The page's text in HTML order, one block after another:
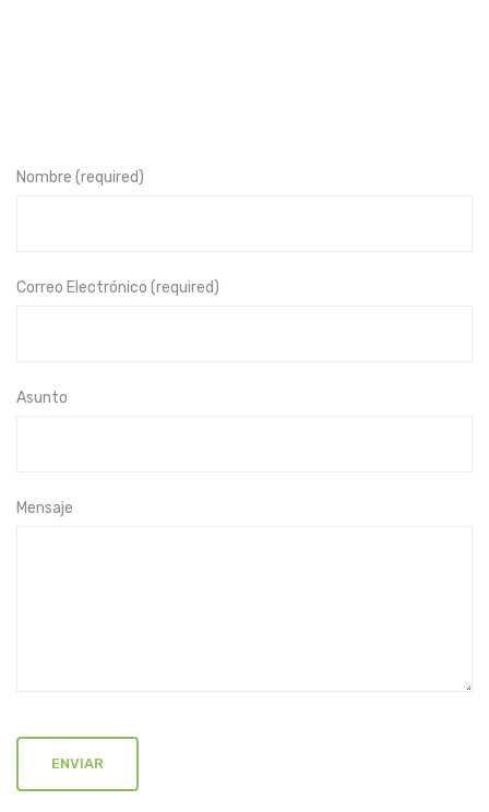
Nombre (required)
Correo Electrónico (required)
Asunto
Mensaje